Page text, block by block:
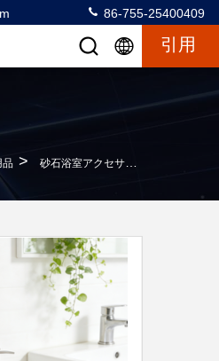
86-755-25400409
引用
品 > 砂石浴室アクセサリー 丸いセットとトラベルティン外観と木材アクセサリー 樹脂ローションポンプボトル